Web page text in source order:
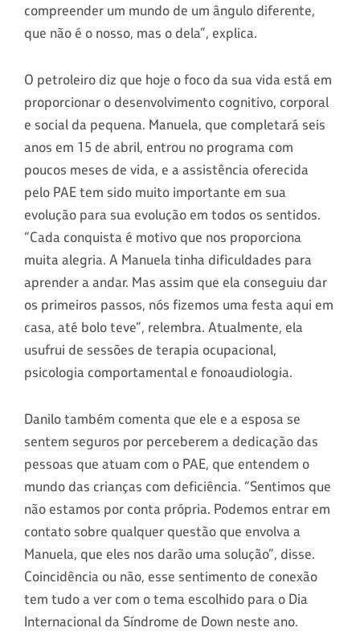
compreender um mundo de um ângulo diferente,
que não é o nosso, mas o dela”, explica.
O petroleiro diz que hoje o foco da sua vida está em
proporcionar o desenvolvimento cognitivo, corporal
e social da pequena. Manuela, que completará seis
anos em 15 de abril, entrou no programa com
poucos meses de vida, e a assistência oferecida
pelo PAE tem sido muito importante em sua
evolução para sua evolução em todos os sentidos.
“Cada conquista é motivo que nos proporciona
muita alegria. A Manuela tinha dificuldades para
aprender a andar. Mas assim que ela conseguiu dar
os primeiros passos, nós fizemos uma festa aqui em
casa, até bolo teve”, relembra. Atualmente, ela
usufrui de sessões de terapia ocupacional,
psicologia comportamental e fonoaudiologia.
Danilo também comenta que ele e a esposa se
sentem seguros por perceberem a dedicação das
pessoas que atuam com o PAE, que entendem o
mundo das crianças com deficiência. “Sentimos que
não estamos por conta própria. Podemos entrar em
contato sobre qualquer questão que envolva a
Manuela, que eles nos darão uma solução”, disse.
Coincidência ou não, esse sentimento de conexão
tem tudo a ver com o tema escolhido para o Dia
Internacional da Síndrome de Down neste ano.